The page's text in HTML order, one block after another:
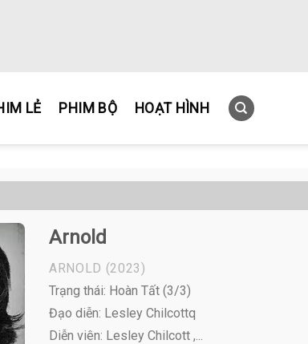
LẺ PHIM BỘ HOẠT HÌNH
Arnold
ARNOLD (2023)
Trạng thái: Hoàn Tất (3/3)
Đạo diễn: Lesley Chilcottq
Diễn viên: Lesley Chilcott ,...